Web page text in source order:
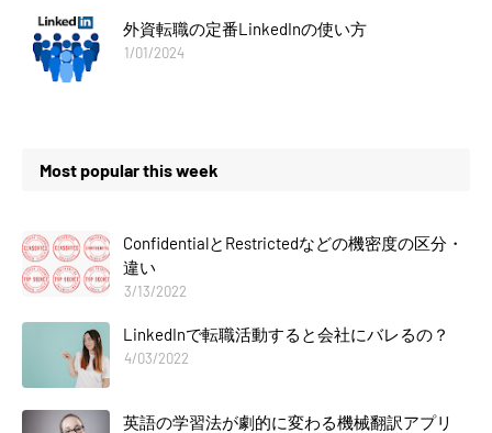
外資転職の定番LinkedInの使い方
1/01/2024
Most popular this week
ConfidentialとRestrictedなどの機密度の区分・
違い
3/13/2022
LinkedInで転職活動すると会社にバレるの？
4/03/2022
英語の学習法が劇的に変わる機械翻訳アプリ